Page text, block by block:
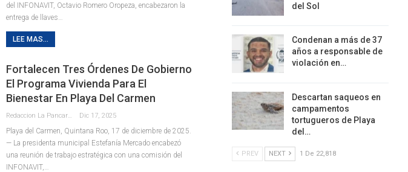
del INFONAVIT, Octavio Romero Oropeza, encabezaron la
entrega de llaves
LEE MAS...
Fortalecen Tres Órdenes De Gobierno
El Programa Vivienda Para El
Bienestar En Playa Del Carmen
Dic 17, 2025
Playa del Carmen, Quintana Roo, 17 de diciembre de 2025.
— La presidenta municipal Estefanía Mercado encabezó
una reunión de trabajo estratégica con una comisión del
INFONAVIT,
del Sol
Condenan a más de 37
años a responsable de
violación en…
Descartan saqueos en
campamentos
tortugueros de Playa
del…
PREV NEXT 1 De 22,818